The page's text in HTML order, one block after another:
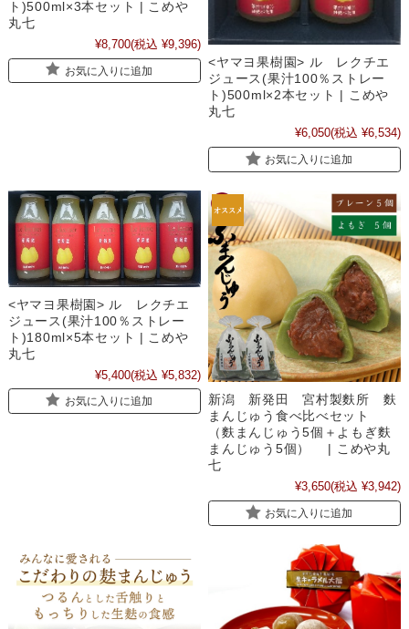
ト)500ml×3本セット | こめや
丸七
¥8,700(税込 ¥9,396)
お気に入りに追加
<ヤマヨ果樹園> ル レクチエ
ジュース(果汁100％ストレー
ト)500ml×2本セット | こめや
丸七
¥6,050(税込 ¥6,534)
お気に入りに追加
<ヤマヨ果樹園> ル レクチエ
ジュース(果汁100％ストレー
ト)180ml×5本セット | こめや
丸七
¥5,400(税込 ¥5,832)
お気に入りに追加
新潟 新発田 宮村製麩所 麩
まんじゅう食べ比べセット
（麩まんじゅう5個＋よもぎ麩
まんじゅう5個） | こめや丸
七
¥3,650(税込 ¥3,942)
お気に入りに追加